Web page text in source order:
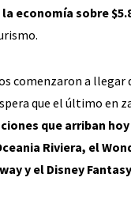
economía sobre
comenzaron a llegar
que el último en
que arriban
Riviera, el
y el Disney